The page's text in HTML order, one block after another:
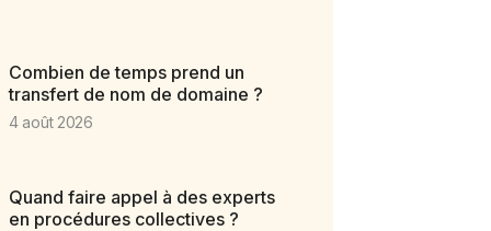
Combien de temps prend un
transfert de nom de domaine ?
4 août 2026
Quand faire appel à des experts
en procédures collectives ?